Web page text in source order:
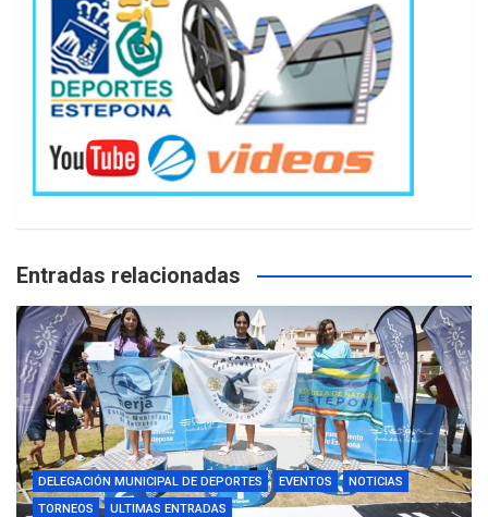
Entradas relacionadas
DELEGACIÓN MUNICIPAL DE DEPORTES EVENTOS
NOTICIAS
TORNEOS
ULTIMAS ENTRADAS